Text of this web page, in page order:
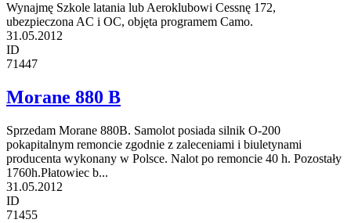
Wynajmę Szkole latania lub Aeroklubowi Cessnę 172,
ubezpieczona AC i OC, objęta programem Camo.
31.05.2012
ID
71447
Morane 880 B
Sprzedam Morane 880B. Samolot posiada silnik O-200
pokapitalnym remoncie zgodnie z zaleceniami i biuletynami
producenta wykonany w Polsce. Nalot po remoncie 40 h. Pozostały
1760h.Płatowiec b...
31.05.2012
ID
71455